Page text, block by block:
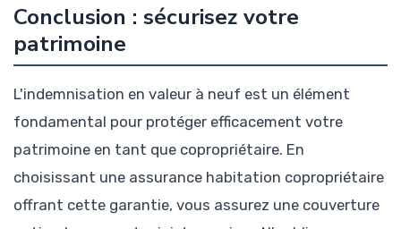
Conclusion : sécurisez votre
patrimoine
L'indemnisation en valeur à neuf est un élément
fondamental pour protéger efficacement votre
patrimoine en tant que copropriétaire. En
choisissant une assurance habitation copropriétaire
offrant cette garantie, vous assurez une couverture